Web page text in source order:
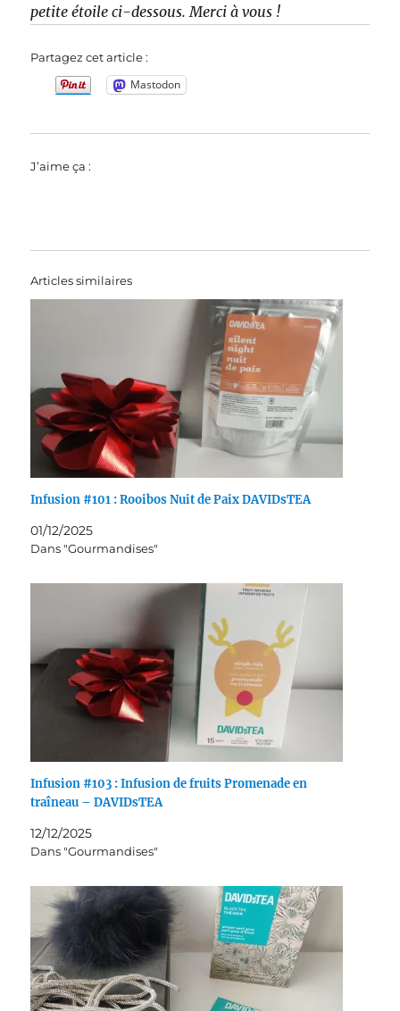
petite étoile ci-dessous. Merci à vous !
Partagez cet article :
Mastodon
J’aime ça :
Articles similaires
Infusion #101 : Rooibos Nuit de Paix DAVIDsTEA
01/12/2025
Dans "Gourmandises"
Infusion #103 : Infusion de fruits Promenade en
traîneau – DAVIDsTEA
12/12/2025
Dans "Gourmandises"